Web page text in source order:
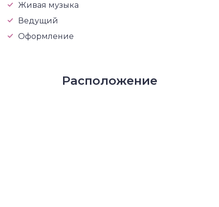
Живая музыка
Ведущий
Оформление
Расположение